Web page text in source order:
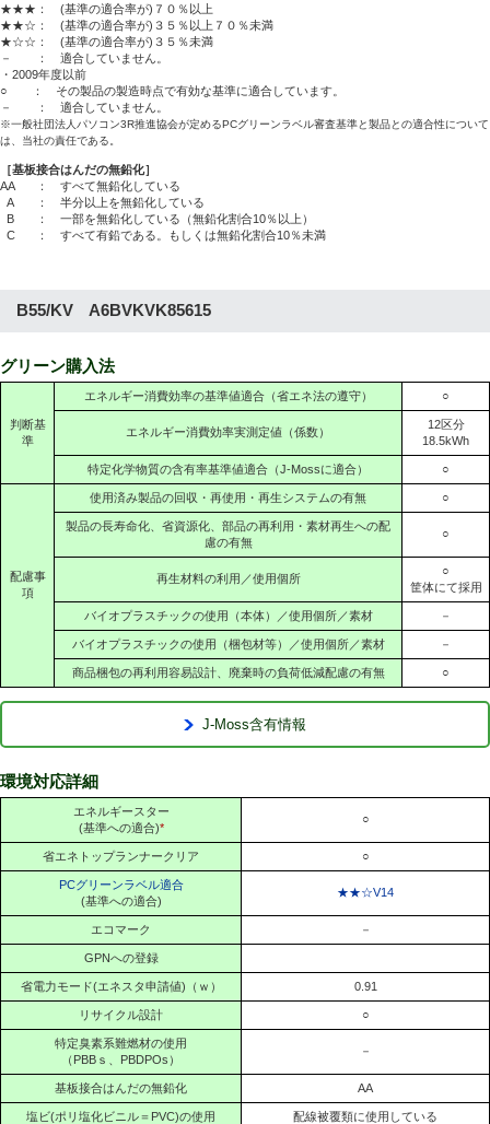
★★★： (基準の適合率が)７０％以上
★★☆： (基準の適合率が)３５％以上７０％未満
★☆☆： (基準の適合率が)３５％未満
－ ： 適合していません。
・2009年度以前
○ ： その製品の製造時点で有効な基準に適合しています。
－ ： 適合していません。
※一般社団法人パソコン3R推進協会が定めるPCグリーンラベル審査基準と製品との適合性について
は、当社の責任である。
［基板接合はんだの無鉛化］
AA
： すべて無鉛化している
A
： 半分以上を無鉛化している
B
： 一部を無鉛化している（無鉛化割合10％以上）
C
： すべて有鉛である。もしくは無鉛化割合10％未満
B55/KV A6BVKVK85615
グリーン購入法
判断基
準
エネルギー消費効率の基準値適合（省エネ法の遵守） ○
エネルギー消費効率実測定値（係数）
12区分
18.5kWh
特定化学物質の含有率基準値適合（J-Mossに適合） ○
配慮事
項
使用済み製品の回収・再使用・再生システムの有無 ○
製品の長寿命化、省資源化、部品の再利用・素材再生への配
慮の有無
○
再生材料の利用／使用個所
○
筐体にて採用
バイオプラスチックの使用（本体）／使用個所／素材 －
バイオプラスチックの使用（梱包材等）／使用個所／素材 －
商品梱包の再利用容易設計、廃棄時の負荷低減配慮の有無 ○
J-Moss含有情報
環境対応詳細
エネルギースター
(基準への適合)*
○
省エネトップランナークリア ○
PCグリーンラベル適合
(基準への適合)
★★☆V14
エコマーク －
GPNへの登録
省電力モード(エネスタ申請値)（ｗ） 0.91
リサイクル設計 ○
特定臭素系難燃材の使用
（PBBｓ、PBDPOs）
－
基板接合はんだの無鉛化 AA
塩ビ(ポリ塩化ビニル＝PVC)の使用 配線被覆類に使用している